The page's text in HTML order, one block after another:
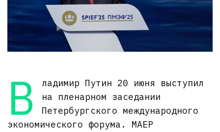
В
ладимир Путин 20 июня выступил
на пленарном заседании
Петербургского международного
экономического форума. МАЕР